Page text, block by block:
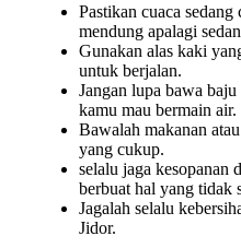
Pastikan cuaca sedang
mendung apalagi
Gunakan alas kaki
untuk berjalan.
Jangan lupa bawa
kamu mau bermain air.
Bawalah makanan
yang cukup.
selalu jaga kesopanan
berbuat hal yang tidak
Jagalah selalu
Jidor.